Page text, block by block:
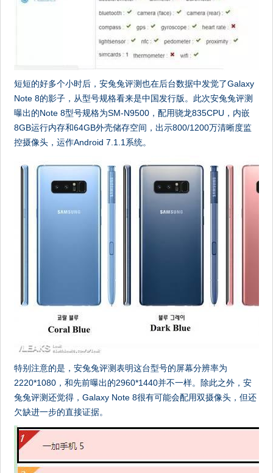
短短的好多个小时后，安兔兔评测也在后台数据中发觉了Galaxy
Note 8的影子，从型号规格看来是中国发行版。此次安兔兔评测
曝出的Note 8型号规格为SM-N9500，配用骁龙835CPU，内嵌
8GB运行内存和64GB外壳储存空间，出示800/1200万清晰度监
控摄像头，运作Android 7.1.1系统。
特别注意的是，安兔兔评测表明这台型号的屏幕分辨率为
2220*1080，和先前曝出的2960*1440并不一样。除此之外，安
兔兔评测还觉得，Galaxy Note 8很有可能会配用双摄像头，但还
欠缺进一步的直接证据。